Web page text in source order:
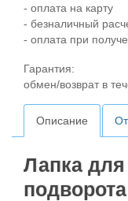
- оплата на карту
- безналичный
- оплата при
Гарантия:
обмен/возврат в
Описание
Лапка